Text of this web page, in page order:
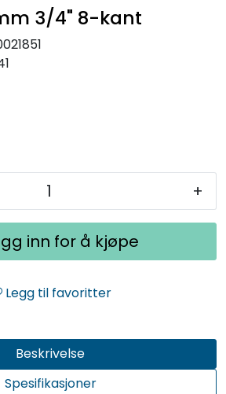
3/4" 8-kant
+
inn for å kjøpe
Legg til favoritter
Beskrivelse
Spesifikasjoner